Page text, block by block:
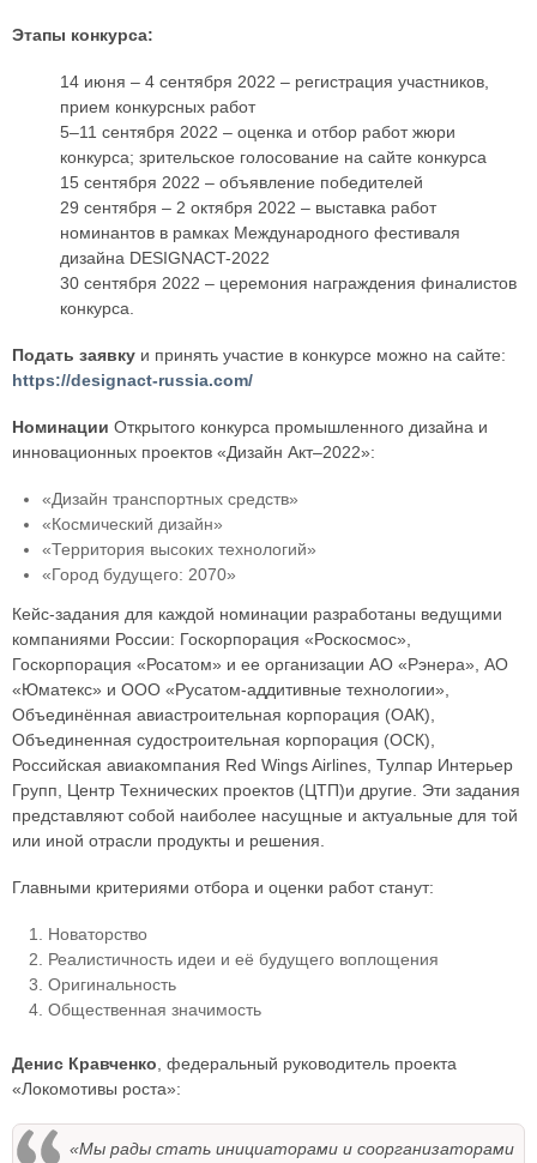
Этапы конкурса:
14 июня – 4 сентября 2022 – регистрация участников,
прием конкурсных работ
5–11 сентября 2022 – оценка и отбор работ жюри
конкурса; зрительское голосование на сайте конкурса
15 сентября 2022 – объявление победителей
29 сентября – 2 октября 2022 – выставка работ
номинантов в рамках Международного фестиваля
дизайна DESIGNACT-2022
30 сентября 2022 – церемония награждения финалистов
конкурса.
Подать заявку и принять участие в конкурсе можно на сайте:
https://designact-russia.com/
Номинации Открытого конкурса промышленного дизайна и
инновационных проектов «Дизайн Акт–2022»:
«Дизайн транспортных средств»
«Космический дизайн»
«Территория высоких технологий»
«Город будущего: 2070»
Кейс-задания для каждой номинации разработаны ведущими
компаниями России: Госкорпорация «Роскосмос»,
Госкорпорация «Росатом» и ее организации АО «Рэнера», АО
«Юматекс» и ООО «Русатом-аддитивные технологии»,
Объединённая авиастроительная корпорация (ОАК),
Объединенная судостроительная корпорация (ОСК),
Российская авиакомпания Red Wings Airlines, Тулпар Интерьер
Групп, Центр Технических проектов (ЦТП)и другие. Эти задания
представляют собой наиболее насущные и актуальные для той
или иной отрасли продукты и решения.
Главными критериями отбора и оценки работ станут:
Новаторство
Реалистичность идеи и её будущего воплощения
Оригинальность
Общественная значимость
Денис Кравченко , федеральный руководитель проекта
«Локомотивы роста»:
«Мы рады стать инициаторами и соорганизаторами